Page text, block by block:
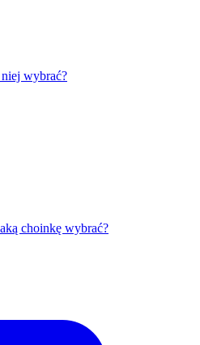
wybrać?
choinkę wybrać?